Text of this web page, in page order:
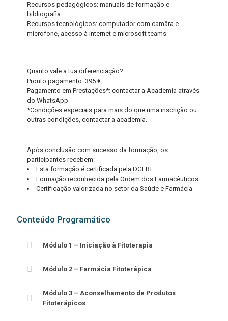
Recursos pedagógicos: manuais de formação e
bibliografia
Recursos tecnológicos: computador com camâra e
microfone, acesso à internet e microsoft teams
Quanto vale a tua diferenciação? :
Pronto pagamento: 395 €
Pagamento em Prestações*: contactar a Academia através
do WhatsApp
*Condições especiais para mais do que uma inscrição ou
outras condições, contactar a academia.
Após conclusão com sucesso da formação, os
participantes recebem:
Esta formação é certificada pela DGERT
Formação reconhecida pela Ordem dos Farmacêuticos
Certificação valorizada no setor da Saúde e Farmácia
Conteúdo Programático
Módulo 1 – Iniciação à Fitoterapia
Módulo 2 – Farmácia Fitoterápica
Módulo 3 – Aconselhamento de Produtos
Fitoterápicos